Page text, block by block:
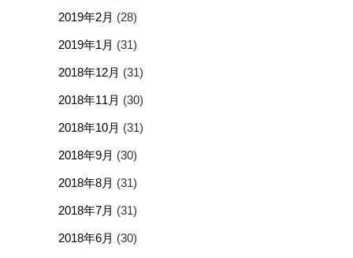
2019年2月 (28)
2019年1月 (31)
2018年12月 (31)
2018年11月 (30)
2018年10月 (31)
2018年9月 (30)
2018年8月 (31)
2018年7月 (31)
2018年6月 (30)